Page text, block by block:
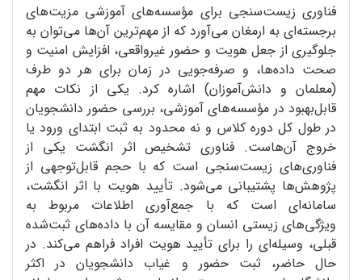
فناوری زیست‌سنجی برای مؤسسه‌های آموزشی مزیت‌های
برجسته‌ای به ارمغان می‌آورد که از مهم‌ترین آن‌ها می‌توان به
جلوگیری از جعل هویت و حضور غیرواقعی، افزایش امنیت و
صحت داده‌ها، و صرفه‌جویی در زمان برای هر دو طرف
(معلمان و دانش‌آموزان) اشاره کرد. یکی از نکات مهم
قابل‌بهبود در مؤسسه‌های آموزشی، بررسی حضور دانشجویان
در طول کل دوره کلاس و نه محدود به ثبت ابتدای ورود یا
خروج آن‌هاست. فناوری تشخیص اثر انگشت یکی از
فناوری‌های زیست‌سنجی است که با حجم قابل‌توجهی از
پژوهش‌ها پشتیبانی می‌شود. تأیید هویت با اثر انگشت،
سامانه‌ای است که با جمع‌آوری اطلاعات مربوط به
ویژگی‌های زیستی انسان و مقایسه آن با داده‌های ثبت‌شده
قبلی، وسیله‌ای را برای تأیید هویت افراد فراهم می‌کند. در
حال حاضر، ثبت حضور و غیاب دانشجویان در اکثر